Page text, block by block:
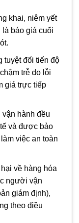
khai, niêm yết
báo giá cuối
tuyệt đối tiến độ
trễ do lỗi
giá trực tiếp
hành đều
và được bảo
việc an toàn
về hàng hóa
người vận
giám định),
theo điều